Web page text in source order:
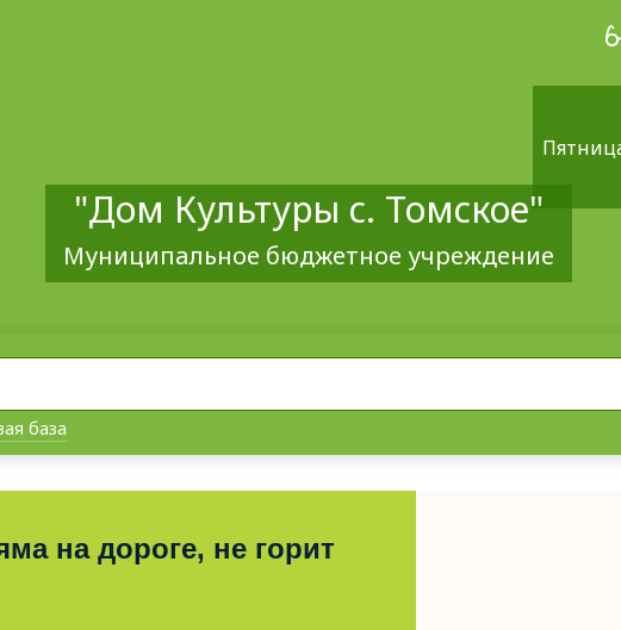
"Дом Культуры с. Томское"
Муниципальное бюджетное учреждение
база
на дороге, не горит